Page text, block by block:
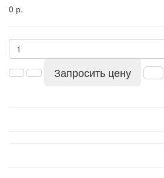
0 р.
Запросить цену